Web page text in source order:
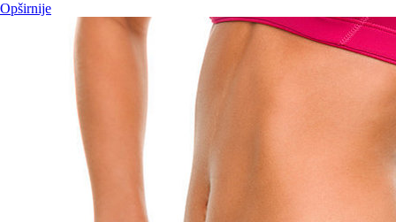
Opširnije